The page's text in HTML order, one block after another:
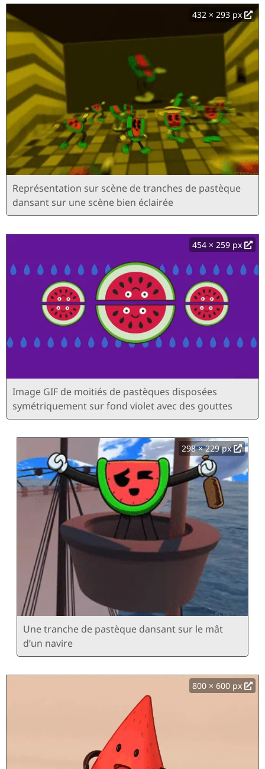
432 × 293 px
Représentation sur scène de tranches de pastèque
dansant sur une scène bien éclairée
454 × 259 px
Image GIF de moitiés de pastèques disposées
symétriquement sur fond violet avec des gouttes
298 × 229 px
Une tranche de pastèque dansant sur le mât
d’un navire
800 × 600 px